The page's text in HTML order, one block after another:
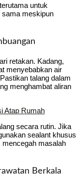
untuk
sama meskipun
retakan. Kadang,
menyebabkan air
talang dalam
menghambat aliran
Atap Rumah
secara rutin. Jika
sealant khusus
mencegah masalah
Berkala